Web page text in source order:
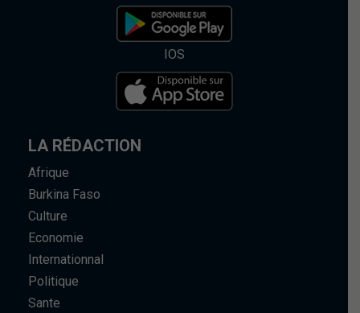
IOS
LA RÉDACTION
Afrique
Burkina Faso
Culture
Economie
Internationnal
Politique
Sante